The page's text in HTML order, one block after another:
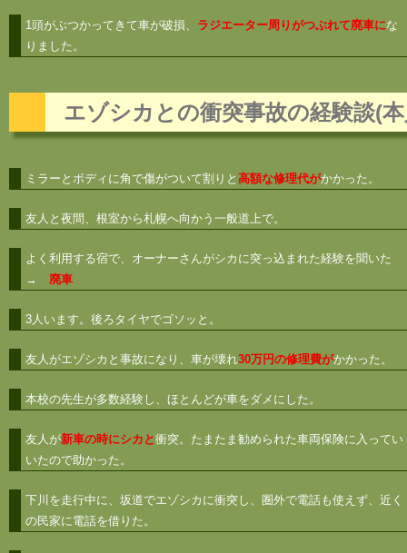
1頭がぶつかってきて車が破損、 ラジエーター周りがつぶれて廃車にな
りました。
エゾシカとの衝突事故の経験談(
ミラーとボディに角で傷がついて割りと 高額な修理代がかかった。
友人と夜間、根室から札幌へ向かう一般道上で。
よく利用する宿で、オーナーさんがシカに突っ込まれた経験を聞いた
→ 廃車
3人います。後ろタイヤでゴソッと。
友人がエゾシカと事故になり、車が壊れ30万円の修理費がかかった。
本校の先生が多数経験し、ほとんどが車をダメにした。
友人が新車の時にシカと衝突。たまたま勧められた車両保険に入ってい
いたので助かった。
下川を走行中に、坂道でエゾシカに衝突し、圏外で電話も使えず、近く
の民家に電話を借りた。